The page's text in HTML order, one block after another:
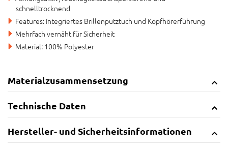
schnelltrocknend
Features: Integriertes Brillenputztuch und Kopfhörerführung
Mehrfach vernäht für Sicherheit
Material: 100% Polyester
Materialzusammensetzung
Technische Daten
Hersteller- und Sicherheitsinformationen